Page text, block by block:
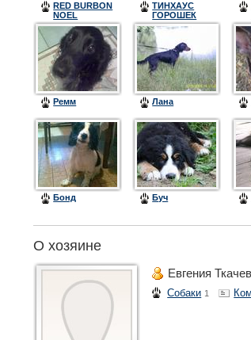
RED BURBON
NOEL
CONCORDE
(НОЛИК)
ТИНХАУС
ГОРОШЕК
(ГОРОХ)
Ремм Лана
Бонд Буч
О хозяине
Евгения
Собаки 1